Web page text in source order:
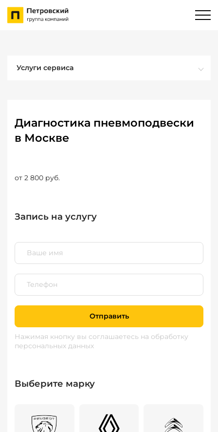
Услуги сервиса
Диагностика пневмоподвески
в Москве
от 2 800 руб.
Запись на услугу
Отправить
Нажимая кнопку вы соглашаетесь на обработку
персональных данных
Выберите марку